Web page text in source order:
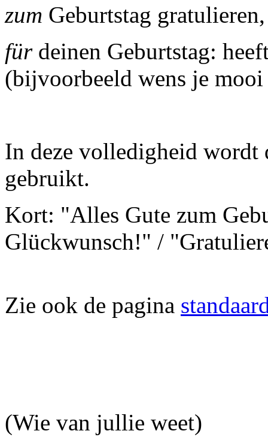
zum Geburtstag
fürdeinen Geburtstag:
(bijvoorbeeld wens je
In deze volledigheid wordt
gebruikt.
Kort: "Alles Gute zum
Glückwunsch!" /
Zie ook de pagina
(Wie van jullie weet)